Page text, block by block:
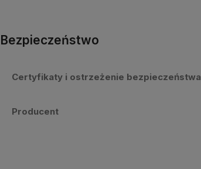
Bezpieczeństwo
Certyfikaty i ostrzeżenie bezpieczeństwa
Producent